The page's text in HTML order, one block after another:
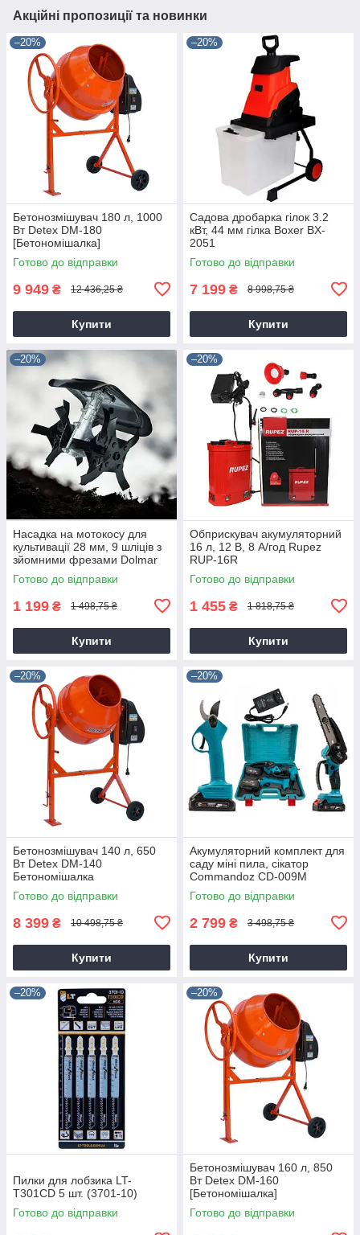
Акційні пропозиції та новинки
–20%
Бетонозмішувач 180 л, 1000
Вт Detex DM-180
[Бетономішалка]
Готово до відправки
9 949 ₴ 12 436,25 ₴
Купити
–20%
Садова дробарка гілок 3.2
кВт, 44 мм гілка Boxer BX-
2051
Готово до відправки
7 199 ₴ 8 998,75 ₴
Купити
–20%
Насадка на мотокосу для
культивації 28 мм, 9 шліців з
зйомними фрезами Dolmar
9T28
Готово до відправки
1 199 ₴ 1 498,75 ₴
Купити
–20%
Обприскувач акумуляторний
16 л, 12 В, 8 А/год Rupez
RUP-16R
Готово до відправки
1 455 ₴ 1 818,75 ₴
Купити
–20%
Бетонозмішувач 140 л, 650
Вт Detex DM-140
Бетономішалка
Готово до відправки
8 399 ₴ 10 498,75 ₴
Купити
–20%
Акумуляторний комплект для
саду міні пила, сікатор
Commandoz CD-009M
Готово до відправки
2 799 ₴ 3 498,75 ₴
Купити
–20%
Пилки для лобзика LT-
T301CD 5 шт. (3701-10)
Готово до відправки
–20%
Бетонозмішувач 160 л, 850
Вт Detex DM-160
[Бетономішалка]
Готово до відправки